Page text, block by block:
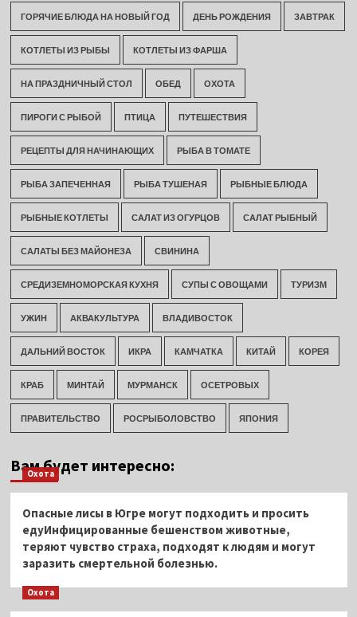
ГОРЯЧИЕ БЛЮДА НА НОВЫЙ ГОД ДЕНЬ РОЖДЕНИЯ ЗАВТРАК
КОТЛЕТЫ ИЗ РЫБЫ КОТЛЕТЫ ИЗ ФАРША
НА ПРАЗДНИЧНЫЙ СТОЛ ОБЕД ОХОТА
ПИРОГИ С РЫБОЙ ПТИЦА ПУТЕШЕСТВИЯ
РЕЦЕПТЫ ДЛЯ НАЧИНАЮЩИХ РЫБА В ТОМАТЕ
РЫБА ЗАПЕЧЕННАЯ РЫБА ТУШЕНАЯ РЫБНЫЕ БЛЮДА
РЫБНЫЕ КОТЛЕТЫ САЛАТ ИЗ ОГУРЦОВ САЛАТ РЫБНЫЙ
САЛАТЫ БЕЗ МАЙОНЕЗА СВИНИНА
СРЕДИЗЕМНОМОРСКАЯ КУХНЯ СУПЫ С ОВОЩАМИ ТУРИЗМ
УЖИН АКВАКУЛЬТУРА ВЛАДИВОСТОК
ДАЛЬНИЙ ВОСТОК ИКРА КАМЧАТКА КИТАЙ КОРЕЯ
КРАБ МИНТАЙ МУРМАНСК ОСЕТРОВЫХ
ПРАВИТЕЛЬСТВО РОСРЫБОЛОВСТВО ЯПОНИЯ
Вам будет интересно:
Охота
Опасные лисы в Югре могут подходить и просить
едуИнфицированные бешенством животные,
теряют чувство страха, подходят к людям и могут
заразить смертельной болезнью.
Охота